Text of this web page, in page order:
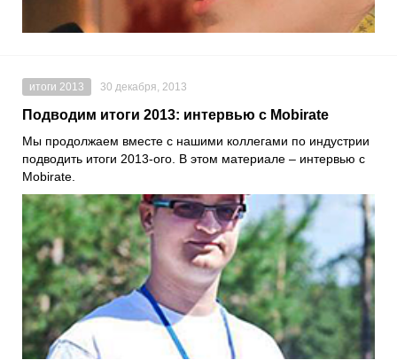
итоги 2013 30 декабря, 2013
Подводим итоги 2013: интервью с Mobirate
Мы продолжаем вместе с нашими коллегами по индустрии
подводить итоги 2013-ого. В этом материале – интервью с
Mobirate.